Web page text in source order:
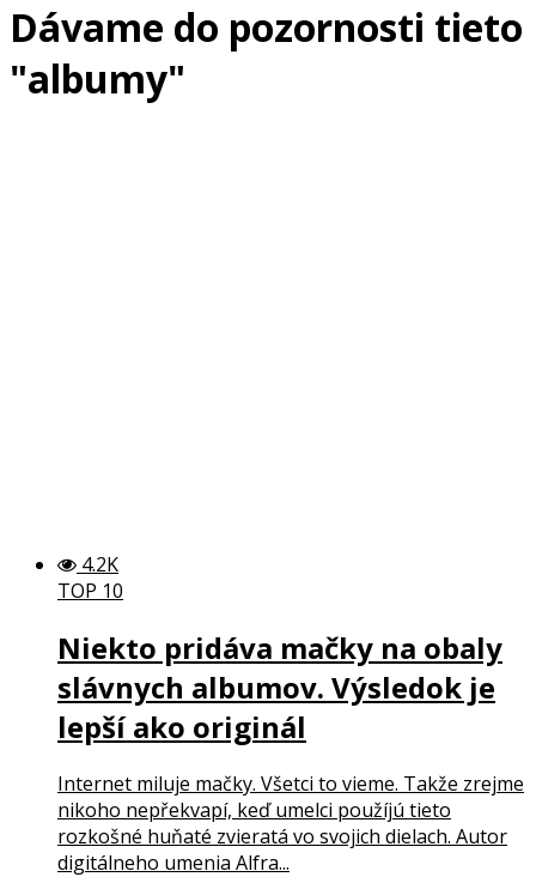
Dávame do pozornosti tieto
"albumy"
4.2K
TOP 10
Niekto pridáva mačky na obaly
slávnych albumov. Výsledok je
lepší ako originál
Internet miluje mačky. Všetci to vieme. Takže zrejme
nikoho nepřekvapí, keď umelci použíjú tieto
rozkošné huňaté zvieratá vo svojich dielach. Autor
digitálneho umenia Alfra...